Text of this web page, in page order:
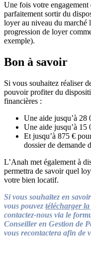
Une fois votre
parfaitement sortir du
loyer au niveau du marché
progression de loyer
exemple).
Bon à savoir
Si vous souhaitez réaliser
pouvoir profiter du
financières :
Une aide jusqu’à 28
Une aide jusqu’à 15
Et jusqu’à 875 €
dossier de demande
L’Anah met également à
permettra de savoir quel
votre bien locatif.
Si vous souhaitez en
vous pouvez télécharger
contactez-nous via le
Conseiller en Gestion de
vous recontactera afin de